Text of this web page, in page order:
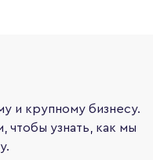
и крупному бизнесу.
чтобы узнать, как мы